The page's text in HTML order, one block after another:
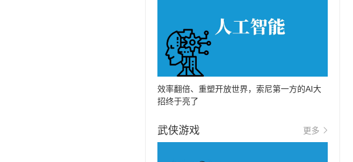
效率翻倍、重塑开放世界，索尼第一方的AI大
招终于亮了
武侠游戏 更多